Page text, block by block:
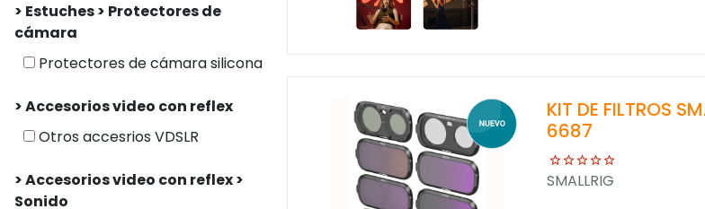
> Estuches > Protectores de
cámara
Protectores de cámara silicona
> Accesorios video con reflex
Otros accesrios VDSLR
> Accesorios video con reflex >
Sonido
KIT DE FILTROS
6687
SMALLRIG